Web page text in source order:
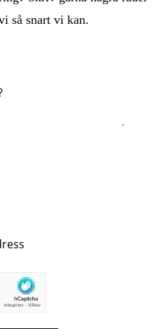
så snart vi kan.